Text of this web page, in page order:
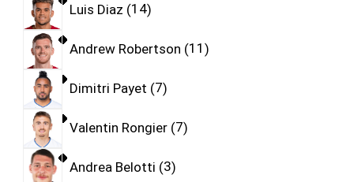
Luis Diaz 14
Andrew Robertson 11
Dimitri Payet 7
Valentin Rongier 7
Andrea Belotti 3